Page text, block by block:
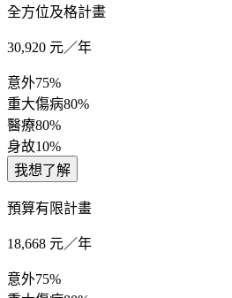
全方位及格計畫
30,920 元／年
意外75%
重大傷病80%
醫療80%
身故10%
我想了解
預算有限計畫
18,668 元／年
意外75%